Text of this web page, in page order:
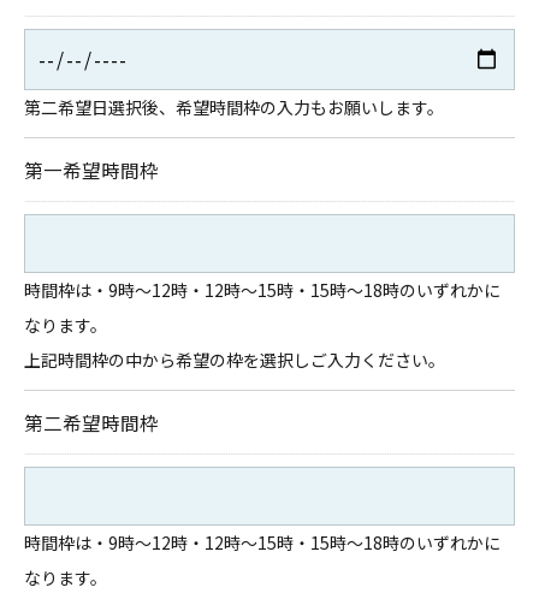
第二希望日選択後、希望時間枠の入力もお願いします。
第一希望時間枠
時間枠は・9時～12時・12時～15時・15時～18時のいずれかに
なります。
上記時間枠の中から希望の枠を選択しご入力ください。
第二希望時間枠
時間枠は・9時～12時・12時～15時・15時～18時のいずれかに
なります。